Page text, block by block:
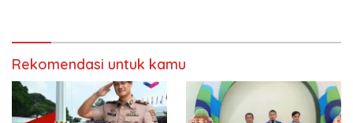
Rekomendasi untuk kamu